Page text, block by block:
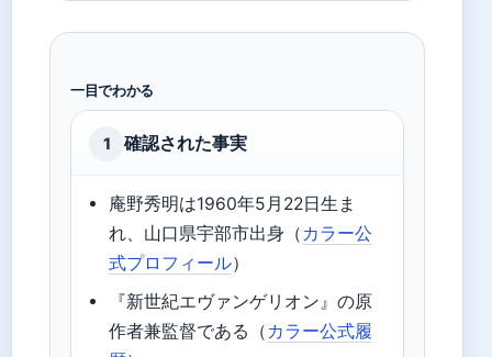
一目でわかる
1 確認された事実
庵野秀明は1960年5月22日生ま
れ、山口県宇部市出身（ カラー公
式プロフィール）
『新世紀エヴァンゲリオン』の原
作者兼監督である（ カラー公式履